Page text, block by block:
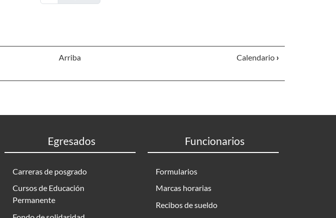
Arriba Calendario ›
Egresados
Carreras de posgrado
Cursos de Educación
Permanente
Funcionarios
Formularios
Marcas horarias
Recibos de sueldo